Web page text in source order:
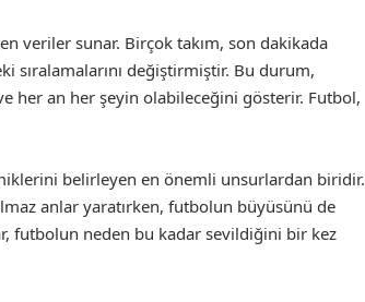
veriler sunar. Birçok takım, son dakikada
sıralamalarını değiştirmiştir. Bu durum,
her an her şeyin olabileceğini gösterir. Futbol,
belirleyen en önemli unsurlardan biridir.
anlar yaratırken, futbolun büyüsünü de
futbolun neden bu kadar sevildiğini bir kez